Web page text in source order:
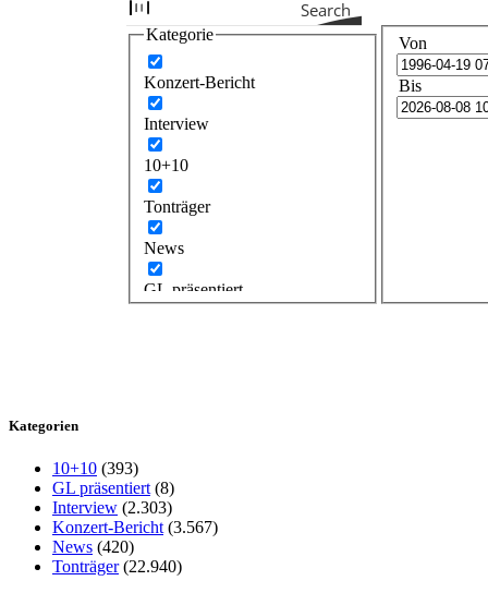
Search
Kategorie
Konzert-Bericht
Interview
10+10
Tonträger
News
GL präsentiert
Von
Bis
Kategorien
10+10 (393)
GL präsentiert (8)
Interview (2.303)
Konzert-Bericht (3.567)
News (420)
Tonträger(22.940)